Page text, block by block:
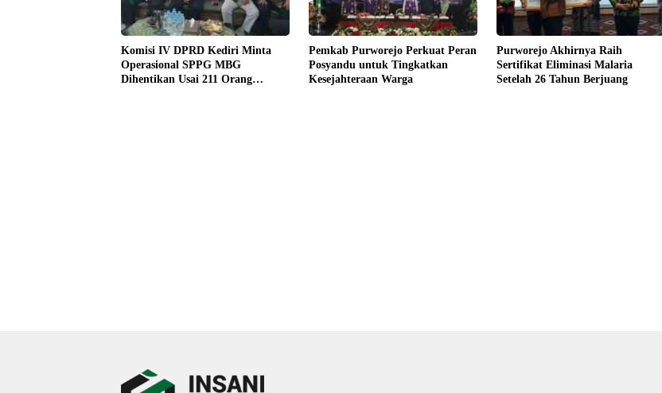
Komisi IV DPRD Kediri Minta
Operasional SPPG MBG
Dihentikan Usai 211 Orang
Pemkab Purworejo Perkuat Peran
Posyandu untuk Tingkatkan
Kesejahteraan Warga
Purworejo Akhirnya Raih
Sertifikat Eliminasi Malaria
Setelah 26 Tahun Berjuang